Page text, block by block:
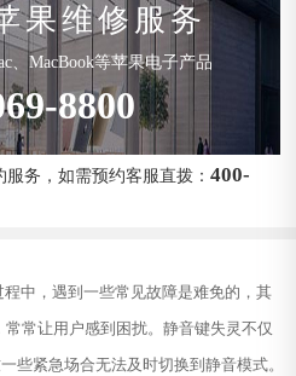
果维修服务
、MacBook等苹果电子产品
8800
服务，如需预约客服直拨：400-
中，遇到一些常见故障是难免的，其
常常让用户感到困扰。静音键失灵不仅
些紧急场合无法及时切换到静音模式。